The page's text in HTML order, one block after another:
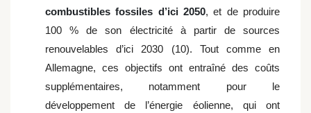
combustibles fossiles d’ici 2050, et de produire
100 % de son électricité à partir de sources
renouvelables d’ici 2030 (10). Tout comme en
Allemagne, ces objectifs ont entraîné des coûts
supplémentaires, notamment pour le
développement de l’énergie éolienne, qui ont